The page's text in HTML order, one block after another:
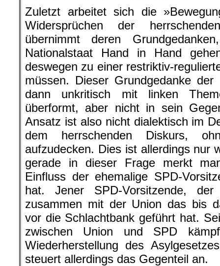
Zuletzt arbeitet sich die
Widersprüchen der
übernimmt deren
Nationalstaat Hand in Hand
deswegen zu einer restriktiv-
müssen. Dieser Grundgedanke
dann unkritisch mit linken
überformt, aber nicht in sein
Ansatz ist also nicht dialektisch im
dem herrschenden Diskurs,
aufzudecken. Dies ist allerdings nur
gerade in dieser Frage merkt
Einfluss der ehemalige SPD-
hat. Jener SPD-Vorsitzende,
zusammen mit der Union das bis
vor die Schlachtbank geführt hat.
zwischen Union und SPD
Wiederherstellung des
steuert allerdings das Gegenteil an.